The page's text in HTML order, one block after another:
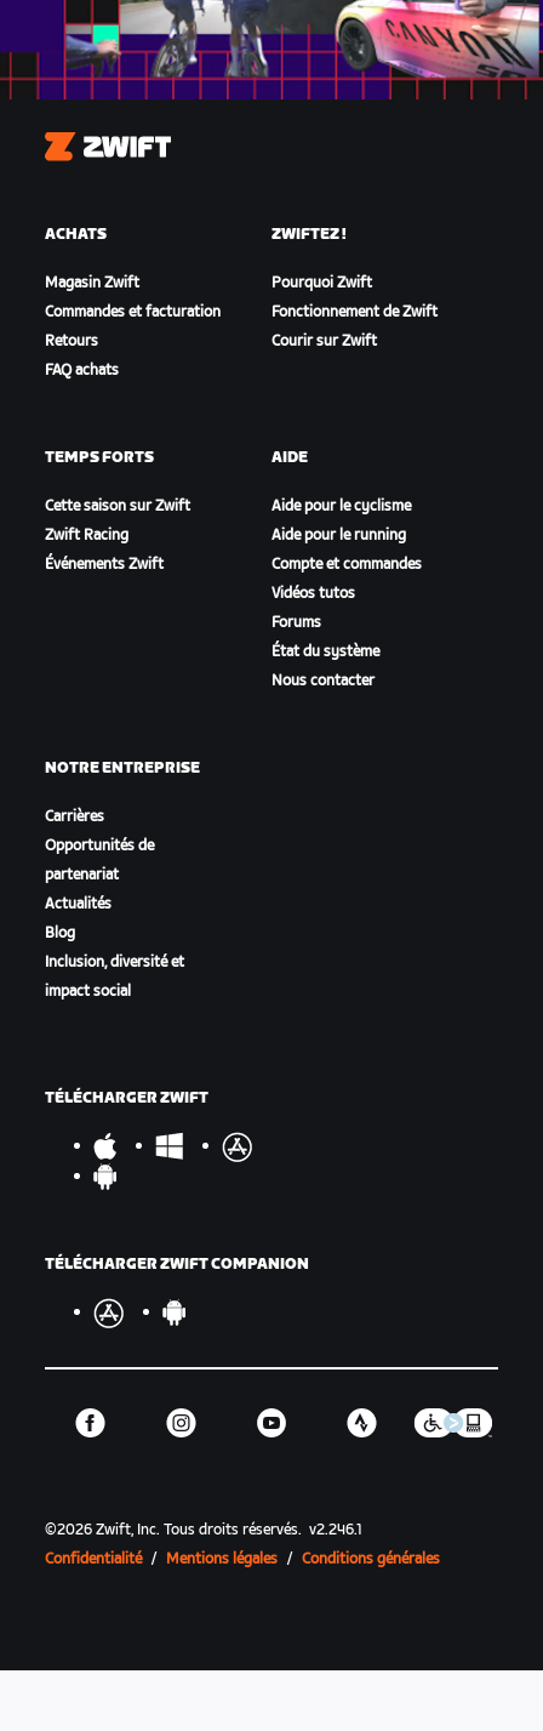
Zwift
ACHATS
Magasin Zwift
Commandes et facturation
Retours
FAQ achats
ZWIFTEZ !
Pourquoi Zwift
Fonctionnement de Zwift
Courir sur Zwift
TEMPS FORTS
Cette saison sur Zwift
Zwift Racing
Événements Zwift
AIDE
Aide pour le cyclisme
Aide pour le running
Compte et commandes
Vidéos tutos
Forums
État du système
Nous contacter
NOTRE ENTREPRISE
Carrières
Opportunités de
partenariat
Actualités
Blog
Inclusion, diversité et
impact social
TÉLÉCHARGER ZWIFT
TÉLÉCHARGER ZWIFT COMPANION
©2026 Zwift, Inc.Tous droits réservés. v2.246.1
Confidentialité / Mentions légales / Conditions générales